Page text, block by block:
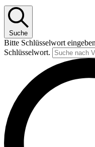
Suche
Bitte Schlüsselwort
Schlüsselwort.